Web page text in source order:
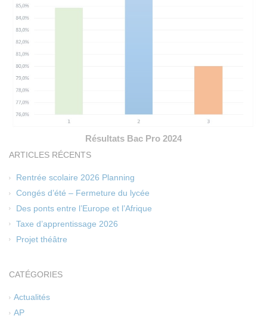
Résultats Bac Pro 2024
ARTICLES RÉCENTS
Rentrée scolaire 2026 Planning
Congés d’été – Fermeture du lycée
Des ponts entre l’Europe et l’Afrique
Taxe d’apprentissage 2026
Projet théâtre
CATÉGORIES
Actualités
AP